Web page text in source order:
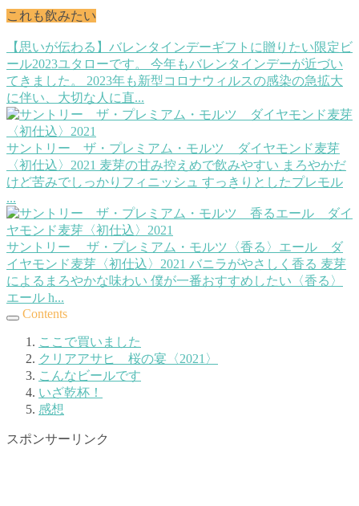
これも飲みたい
【思いが伝わる】バレンタインデーギフトに贈りたい限定ビ
ール2023ユタローです。 今年もバレンタインデーが近づい
てきました。 2023年も新型コロナウィルスの感染の急拡大
に伴い、大切な人に直...
サントリー ザ・プレミアム・モルツ ダイヤモンド麦芽
〈初仕込〉2021 麦芽の甘み控えめで飲みやすい まろやかだ
けど苦みでしっかりフィニッシュ すっきりとしたプレモル
...
サントリー ザ・プレミアム・モルツ〈香る〉エール ダ
イヤモンド麦芽〈初仕込〉2021 バニラがやさしく香る 麦芽
によるまろやかな味わい 僕が一番おすすめしたい〈香る〉
エール h...
Contents
ここで買いました
クリアアサヒ 桜の宴〈2021〉
こんなビールです
いざ乾杯！
感想
スポンサーリンク